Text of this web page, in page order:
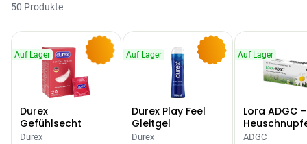
50 Produkte
-9%
Auf Lager
Durex
Gefühlsecht
Classic Kondome
Durex
-10%
Auf Lager
Durex Play Feel
Gleitgel
Durex
Auf Lager
Lora ADGC
Allergien
ADGC